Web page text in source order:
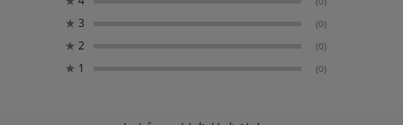
★ 3 (0)
★ 2 (0)
★ 1 (0)